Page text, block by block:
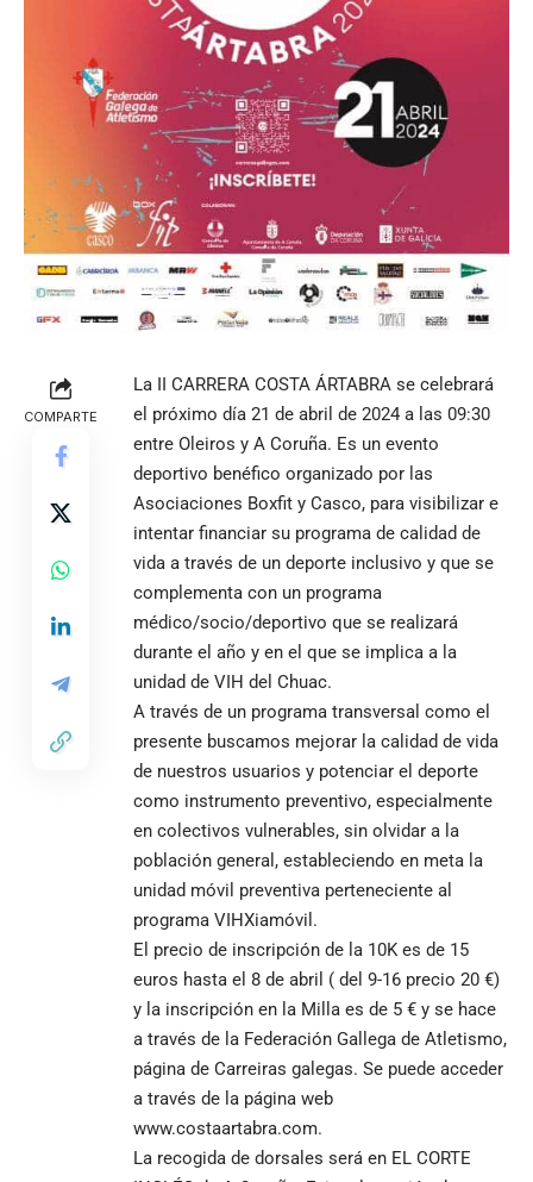
COMPARTE
La II CARRERA COSTA ÁRTABRA se celebrará
el próximo día 21 de abril de 2024 a las 09:30
entre Oleiros y A Coruña. Es un evento
deportivo benéfico organizado por las
Asociaciones Boxfit y Casco, para visibilizar e
intentar financiar su programa de calidad de
vida a través de un deporte inclusivo y que se
complementa con un programa
médico/socio/deportivo que se realizará
durante el año y en el que se implica a la
unidad de VIH del Chuac.
A través de un programa transversal como el
presente buscamos mejorar la calidad de vida
de nuestros usuarios y potenciar el deporte
como instrumento preventivo, especialmente
en colectivos vulnerables, sin olvidar a la
población general, estableciendo en meta la
unidad móvil preventiva perteneciente al
programa VIHXiamóvil.
El precio de inscripción de la 10K es de 15
euros hasta el 8 de abril ( del 9-16 precio 20 €)
y la inscripción en la Milla es de 5 € y se hace
a través de la Federación Gallega de Atletismo,
página de Carreiras galegas. Se puede acceder
a través de la página web
www.costaartabra.com.
La recogida de dorsales será en EL CORTE